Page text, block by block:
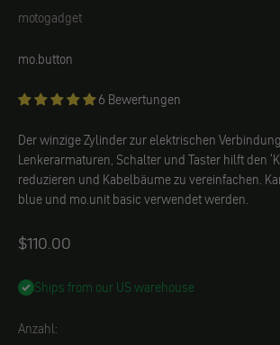
motogadget
motogadget
mo.button
6 Bewertungen
Der winzige Zylinder zur elektrischen
Lenkerarmaturen, Schalter und Taster hilft den
reduzieren und Kabelbäume zu vereinfachen.
blue und mo.unit basic verwendet werden.
Angebot
$110.00
Ships from our US warehouse
Anzahl: